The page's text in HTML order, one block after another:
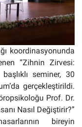
koordinasyonunda
“Zihnin Zirvesi:
seminer, 30
gerçekleştirildi.
Prof. Dr.
Nasıl Değiştirir?”
bireyin